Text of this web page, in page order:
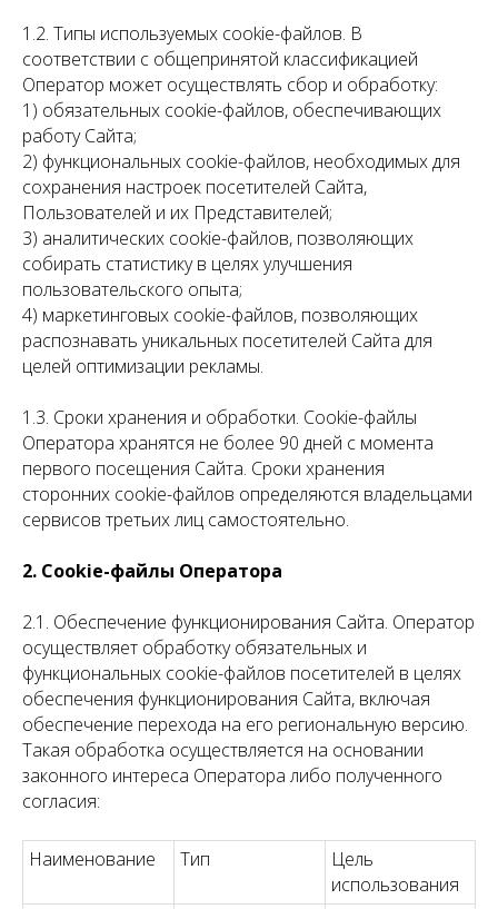
1.2. Типы используемых cookie-файлов. В
соответствии с общепринятой классификацией
Оператор может осуществлять сбор и обработку:
1) обязательных cookie-файлов, обеспечивающих
работу Сайта;
2) функциональных cookie-файлов, необходимых для
сохранения настроек посетителей Сайта,
Пользователей и их Представителей;
3) аналитических cookie-файлов, позволяющих
собирать статистику в целях улучшения
пользовательского опыта;
4) маркетинговых cookie-файлов, позволяющих
распознавать уникальных посетителей Сайта для
целей оптимизации рекламы.
1.3. Сроки хранения и обработки. Cookie-файлы
Оператора хранятся не более 90 дней с момента
первого посещения Сайта. Сроки хранения
сторонних cookie-файлов определяются владельцами
сервисов третьих лиц самостоятельно.
2. Cookie-файлы Оператора
2.1. Обеспечение функционирования Сайта. Оператор
осуществляет обработку обязательных и
функциональных cookie-файлов посетителей в целях
обеспечения функционирования Сайта, включая
обеспечение перехода на его региональную версию.
Такая обработка осуществляется на основании
законного интереса Оператора либо полученного
согласия:
Наименование Тип
Цель
использования